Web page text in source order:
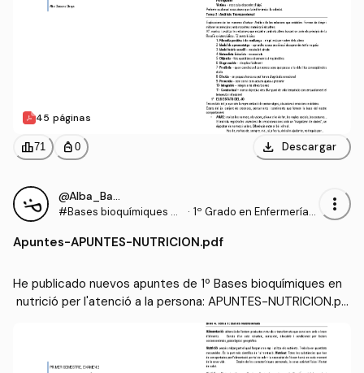
45 páginas
leaderboard71 personal_bag 0 download Descargar
@Alba_Barcons_Berga
#Bases bioquímiques en
persona
· 1º Grado en Enfermería
more_vert
Apuntes-APUNTES-NUTRICION.pdf
He publicado nuevos apuntes de 1º Bases bioquímiques en
nutrició per l'atenció a la persona: APUNTES-NUTRICION.pd